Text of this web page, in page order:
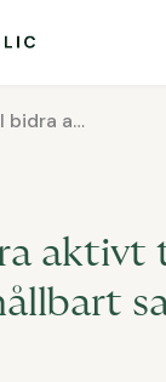
"Jag vill bidra aktivt till att skapa ett hållbart samhälle"